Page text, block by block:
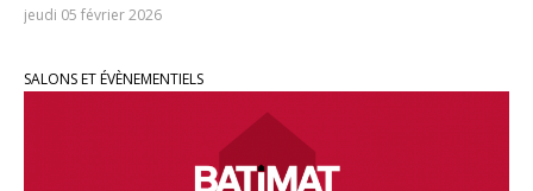
jeudi 05 février 2026
SALONS ET ÉVÈNEMENTIELS